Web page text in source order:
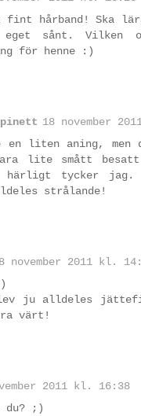
hårband! Ska
sånt. Vilken
för henne :)
18 november
en liten aning,
lite smått besatt
härligt tycker jag.
strålande!
november 2011 kl.
ju alldeles
värt!
2011 kl. 16:38
du? ;)